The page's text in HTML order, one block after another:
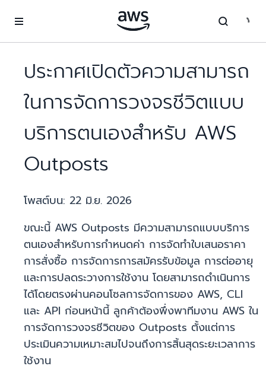
ประกาศเปิดตัวความสามารถ
ในการจัดการวงจรชีวิตแบบ
บริการตนเองสำหรับ AWS
Outposts
โพสต์บน: 22 มิ.ย. 2026
ขณะนี้ AWS Outposts มีความสามารถแบบบริการ
ตนเองสำหรับการกำหนดค่า การจัดทำใบเสนอราคา
การสั่งซื้อ การจัดการการสมัครรับข้อมูล การต่ออายุ
และการปลดระวางการใช้งาน โดยสามารถดำเนินการ
ได้โดยตรงผ่านคอนโซลการจัดการของ AWS, CLI
และ API ก่อนหน้านี้ ลูกค้าต้องพึ่งพาทีมงาน AWS ใน
การจัดการวงจรชีวิตของ Outposts ตั้งแต่การ
ประเมินความเหมาะสมไปจนถึงการสิ้นสุดระยะเวลาการ
ใช้งาน